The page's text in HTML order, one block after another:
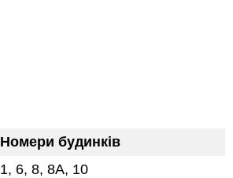
Номери будинків
1, 6, 8, 8А, 10